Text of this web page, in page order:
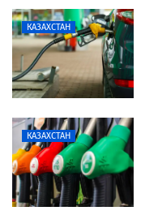
КАЗАХСТАН
КАЗАХСТАН